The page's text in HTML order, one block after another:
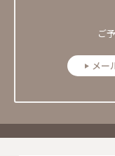
ご
メー